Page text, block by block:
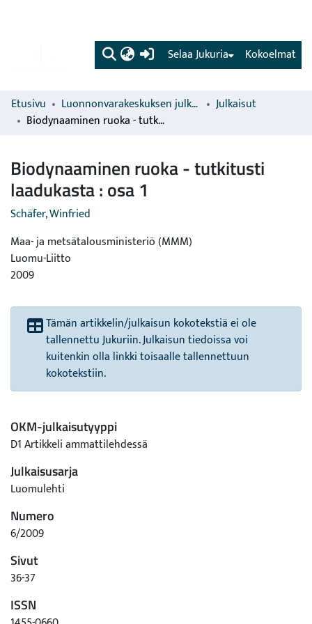
(current) Kokoelmat
Selaa Jukuria
Etusivu Luonnonvarakeskuksen julkaisut
Julkaisut
Biodynaaminen ruoka - tutkitusti laadukasta : osa 1
Biodynaaminen ruoka - tutkitusti
laadukasta : osa 1
Schäfer, Winfried
Maa- ja metsätalousministeriö (MMM)
Luomu-Liitto
2009
Tämän artikkelin/julkaisun kokotekstiä ei ole
tallennettu Jukuriin. Julkaisun tiedoissa voi
kuitenkin olla linkki toisaalle tallennettuun
kokotekstiin.
OKM-julkaisutyyppi
D1 Artikkeli ammattilehdessä
Julkaisusarja
Luomulehti
Numero
6/2009
Sivut
36-37
ISSN